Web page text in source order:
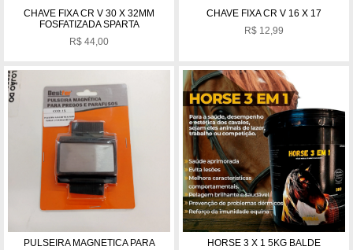
CHAVE FIXA CR V 30 X 32MM
FOSFATIZADA SPARTA
R$ 44,00
CHAVE FIXA CR V 16 X 17
R$ 12,99
PULSEIRA MAGNETICA PARA
HORSE 3 X 1 5KG BALDE